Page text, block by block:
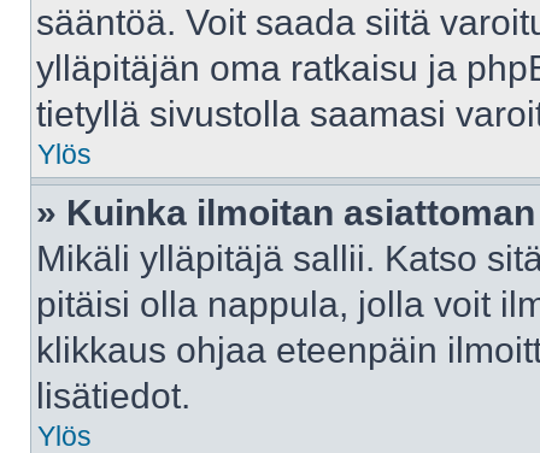
sääntöä. Voit saada siitä
ylläpitäjän oma ratkaisu ja
tietyllä sivustolla saamasi
Ylös
» Kuinka ilmoitan
Mikäli ylläpitäjä sallii. Katso
pitäisi olla nappula, jolla voit
klikkaus ohjaa eteenpäin
lisätiedot.
Ylös